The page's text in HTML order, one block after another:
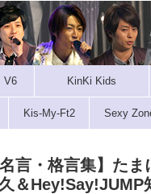
V6 KinKi Kids
Kis-My-Ft2 Sexy
名言・格言集】た
＆Hey!Say!JUMP